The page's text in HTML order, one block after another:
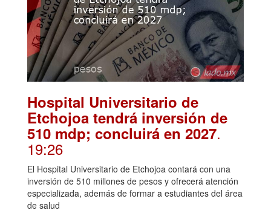
Hospital Universitario de
Etchojoa tendrá inversión de
510 mdp; concluirá en 2027.
19:26
El Hospital Universitario de Etchojoa contará con una
inversión de 510 millones de pesos y ofrecerá atención
especializada, además de formar a estudiantes del área
de salud